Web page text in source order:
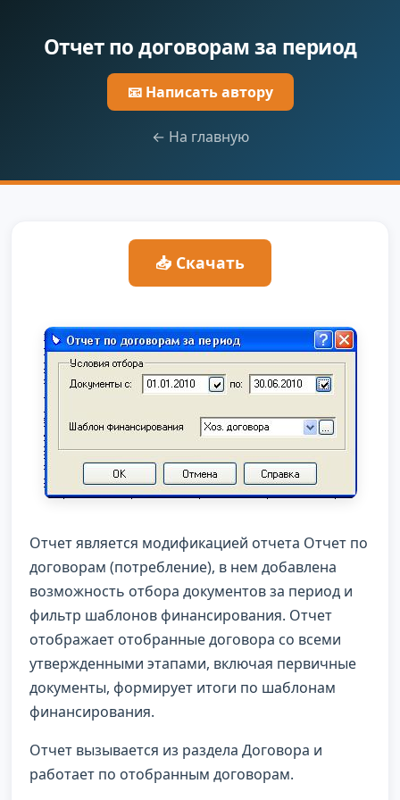
Отчет по договорам за период
📧 Написать автору
← На главную
📥 Скачать
Отчет является модификацией отчета Отчет по
договорам (потребление), в нем добавлена
возможность отбора документов за период и
фильтр шаблонов финансирования. Отчет
отображает отобранные договора со всеми
утвержденными этапами, включая первичные
документы, формирует итоги по шаблонам
финансирования.
Отчет вызывается из раздела Договора и
работает по отобранным договорам.